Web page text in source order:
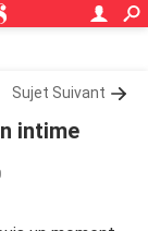
Sujet Suivant
intime